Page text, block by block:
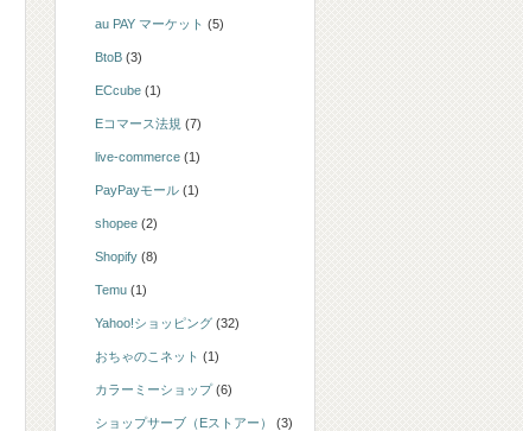
au PAY マーケット (5)
BtoB (3)
ECcube (1)
Eコマース法規 (7)
live-commerce (1)
PayPayモール (1)
shopee (2)
Shopify (8)
Temu (1)
Yahoo!ショッピング (32)
おちゃのこネット (1)
カラーミーショップ(6)
ショップサーブ（Eストアー） (3)